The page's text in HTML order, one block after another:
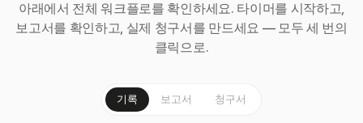
아래에서 전체 워크플로를 확인하세요. 타이머를 시작하고,
보고서를 확인하고, 실제 청구서를 만드세요 — 모두 세 번의
클릭으로.
기록 보고서 청구서